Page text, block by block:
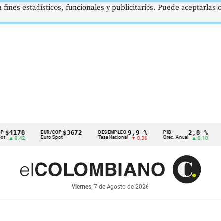
EUR/COP
Euro Spot
$3672
—
DESEMPLEO
Tasa Nacional
9,9 %
▼ 0.30
PIB
Crec. Anual
2,8 %
▲ 0.10
TRM
Tasa
Viernes, 7 de Agosto de 2026
estadísticos, funcionales y publicitarios. Puede aceptarlas